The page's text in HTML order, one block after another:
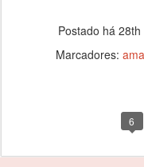
Postado há 28th
Marcadores:
6